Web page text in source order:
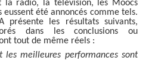
la radio, la télévision, les Moocs
eussent été annoncés comme tels.
présente les résultats suivants,
dans les conclusions ou
tout de même réels :
les meilleures performances sont